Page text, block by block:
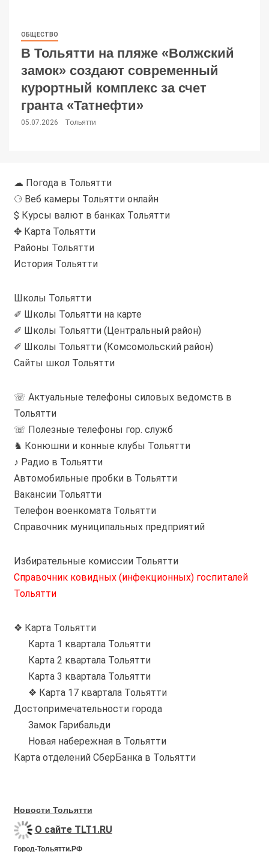
ОБЩЕСТВО
В Тольятти на пляже «Волжский
замок» создают современный
курортный комплекс за счет
гранта «Татнефти»
05.07.2026 Тольятти
☁ Погода в Тольятти
⚆ Веб камеры Тольятти онлайн
$ Курсы валют в банках Тольятти
✥ Карта Тольятти
Районы Тольятти
История Тольятти
Школы Тольятти
✐ Школы Тольятти на карте
✐ Школы Тольятти (Центральный район)
✐ Школы Тольятти (Комсомольский район)
Сайты школ Тольятти
☏ Актуальные телефоны силовых ведомств в
Тольятти
☏ Полезные телефоны гор. служб
♞ Конюшни и конные клубы Тольятти
♪ Радио в Тольятти
Автомобильные пробки в Тольятти
Вакансии Тольятти
Телефон военкомата Тольятти
Справочник муниципальных предприятий
Избирательные комиссии Тольятти
Справочник ковидных (инфекционных) госпиталей
Тольятти
❖ Карта Тольятти
Карта 1 квартала Тольятти
Карта 2 квартала Тольятти
Карта 3 квартала Тольятти
❖ Карта 17 квартала Тольятти
Достопримечательности города
Замок Гарибальди
Новая набережная в Тольятти
Карта отделений СберБанка в Тольятти
Новости Тольятти
О сайте TLT1.RU
Город-Тольятти.РФ